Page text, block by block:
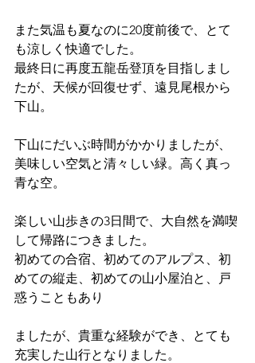
また気温も夏なのに20度前後で、とて
も涼しく快適でした。
最終日に再度五龍岳登頂を目指しまし
たが、天候が回復せず、遠見尾根から
下山。
下山にだいぶ時間がかかりましたが、
美味しい空気と清々しい緑。高く真っ
青な空。
楽しい山歩きの3日間で、大自然を満喫
して帰路につきました。
初めての合宿、初めてのアルプス、初
めての縦走、初めての山小屋泊と、戸
惑うこともあり
ましたが、貴重な経験ができ、とても
充実した山行となりました。